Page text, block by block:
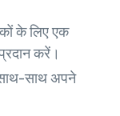
के लिए एक
करें।
साथ अपने